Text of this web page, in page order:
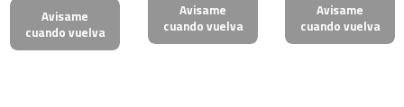
4
6
0
Avisame
cuando vuelva
Avisame
cuando vuelva
Avisame
cuando vuelva